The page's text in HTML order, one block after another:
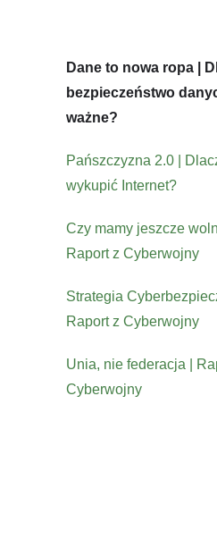
Dane to nowa ropa |
bezpieczeństwo
ważne?
Pańszczyzna 2.0 |
wykupić Internet?
Czy mamy jeszcze
Raport z Cyberwojny
Strategia
Raport z Cyberwojny
Unia, nie federacja |
Cyberwojny